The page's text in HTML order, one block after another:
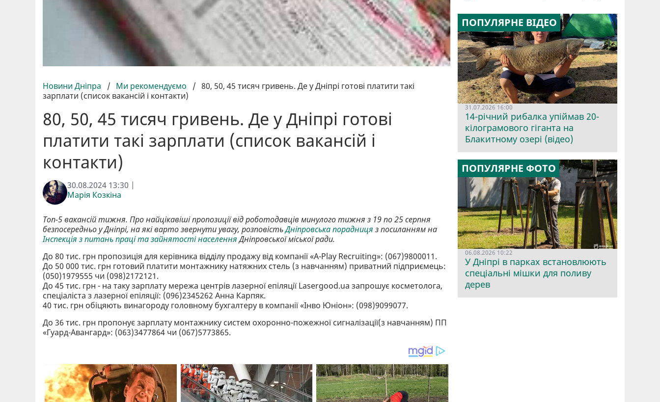
Новини Дніпра / Ми рекомендуємо / 80, 50, 45 тисяч гривень. Де у Дніпрі готові платити такі
зарплати (список вакансій і контакти)
80, 50, 45 тисяч гривень. Де у Дніпрі готові
платити такі зарплати (список вакансій і
контакти)
30.08.2024 13:30 |
Марія Козкіна
Топ-5 вакансій тижня. Про найцікавіші пропозиції від роботодавців минулого тижня з 19 по 25 серпня
безпосередньо у Дніпрі, на які варто звернути увагу, розповістьДніпровська порадниця з посиланням на
Інспекція з питань праці та зайнятості населенняДніпровської міської ради.
До 80 тис. грн пропозиція для керівника відділу продажу від компанії «A-Play Recruiting»: (067)9800011.
До 50 000 тис. грн готовий платити монтажнику натяжних стель (з навчанням) приватний підприємець:
(050)1979555 чи (098)2172121.
До 45 тис. грн - на таку зарплату мережа центрів лазерної епіляції Lasergood.ua запрошує косметолога,
спеціаліста з лазерної епіляції: (096)2345262 Анна Карпяк.
40 тис. грн обіцяють винагороду головному бухгалтеру в компанії «Інво Юніон»: (098)9099077.
До 36 тис. грн пропонує зарплату монтажнику систем охоронно-пожежної сигналізації(з навчанням) ПП
«Гуард-Авангард»: (063)3477864 чи (067)5773865.
ПОПУЛЯРНЕ ВІДЕО
31.07.2026 16:00
14-річний рибалка упіймав 20-
кілограмового гіганта на
Блакитному озері (відео)
ПОПУЛЯРНЕ ФОТО
06.08.2026 10:22
У Дніпрі в парках встановлюють
спеціальні мішки для поливу
дерев